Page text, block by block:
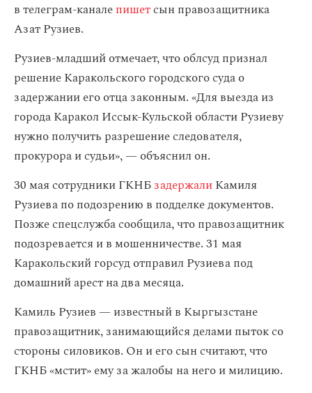
в телеграм-каналепишетсын правозащитника
Азат Рузиев.
Рузиев-младший отмечает, что облсуд признал
решение Каракольского городского суда о
задержании его отца законным. «Для выезда из
города Каракол Иссык-Кульской области Рузиеву
нужно получить разрешение следователя,
прокурора и судьи», — объяснил он.
30 мая сотрудники ГКНБзадержалиКамиля
Рузиева по подозрению в подделке документов.
Позже спецслужба сообщила, что правозащитник
подозревается и в мошенничестве. 31 мая
Каракольский горсуд отправил Рузиева под
домашний арест на два месяца.
Камиль Рузиев — известный в Кыргызстане
правозащитник, занимающийся делами пыток со
стороны силовиков. Он и его сын считают, что
ГКНБ «мстит» ему за жалобы на него и милицию.